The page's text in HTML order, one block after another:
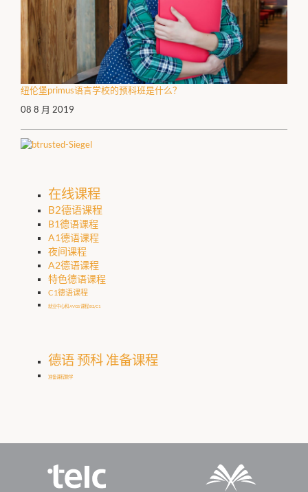
纽伦堡primus语言学校的预科班是什么？
08 8 月 2019
在线课程
B2德语课程
B1德语课程
A1德语课程
夜间课程
A2德语课程
特色德语课程
C1德语课程
就业中心和 AVGS 课程 B2/C1
德语 预科 准备课程
准备课程数学